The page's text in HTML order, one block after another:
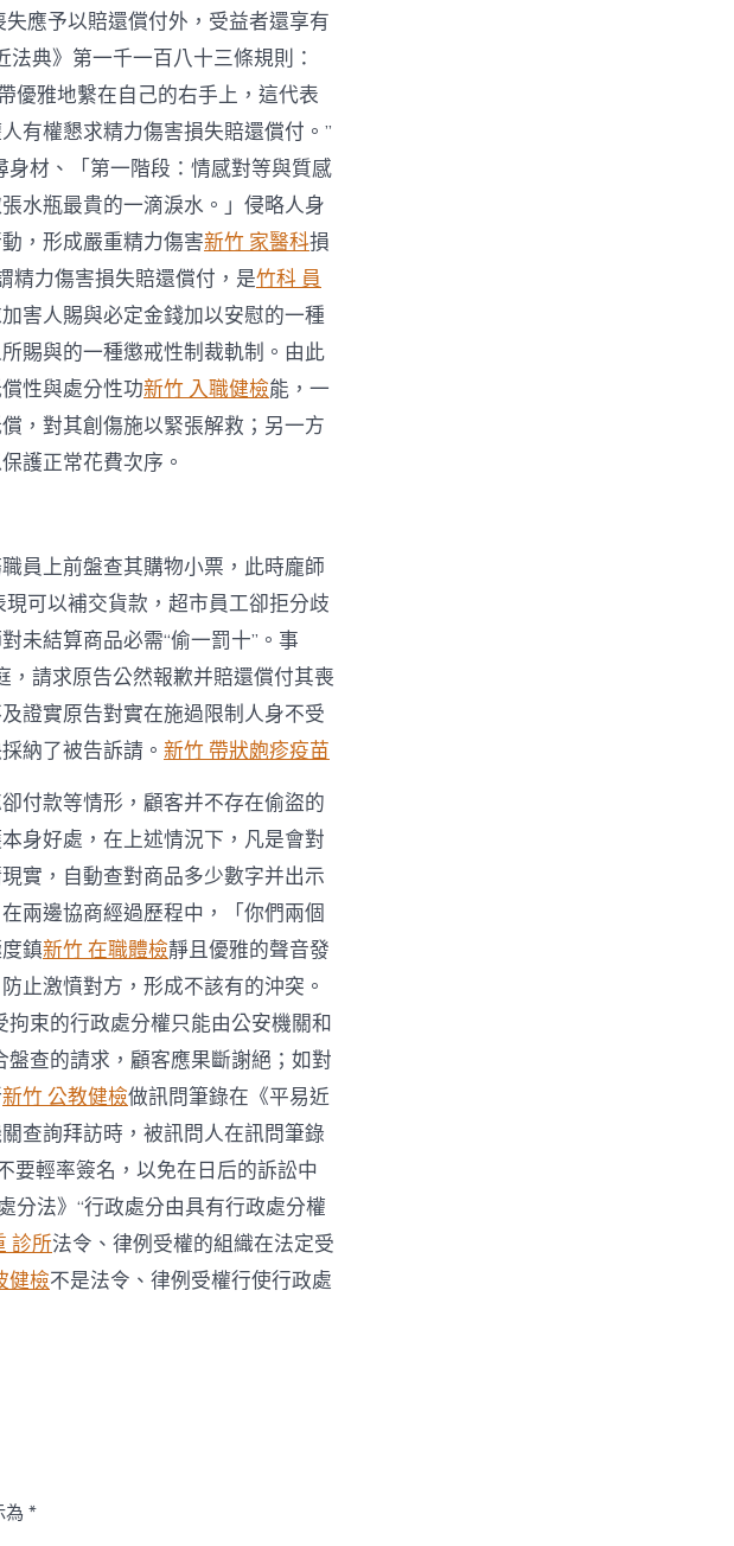
失應予以賠還償付外，受益者還享有
法典》第一千一百八十三條規則：
優雅地繫在自己的右手上，這代表
有權懇求精力傷害損失賠還償付。”
身材、「第一階段：情感對等與質感
水瓶最貴的一滴淚水。」侵略人身
，形成嚴重精力傷害新竹 家醫科損
精力傷害損失賠還償付，是竹科 員
害人賜與必定金錢加以安慰的一種
賜與的一種懲戒性制裁軌制。由此
性與處分性功新竹 入職健檢能，一
，對其創傷施以緊張解救；另一方
護正常花費次序。
員上前盤查其購物小票，此時龐師
可以補交貨款，超市員工卻拒分歧
未結算商品必需“偷一罰十”。事
，請求原告公然報歉并賠還償付其喪
證實原告對實在施過限制人身不受
納了被告訴請。 新竹 帶狀皰疹疫苗
付款等情形，顧客并不存在偷盜的
身好處，在上述情況下，凡是會對
實，自動查對商品多少數字并出示
兩邊協商經過歷程中，「你們兩個
鎮新竹 在職體檢靜且優雅的聲音發
止激憤對方，形成不該有的沖突。
拘束的行政處分權只能由公安機關和
查的請求，顧客應果斷謝絕；如對
新竹 公教健檢做訊問筆錄在《平易近
查詢拜訪時，被訊問人在訊問筆錄
要輕率簽名，以免在日后的訴訟中
分法》“行政處分由具有行政處分權
診所法令、律例受權的組織在法定受
健檢不是法令、律例受權行使行政處
為 *